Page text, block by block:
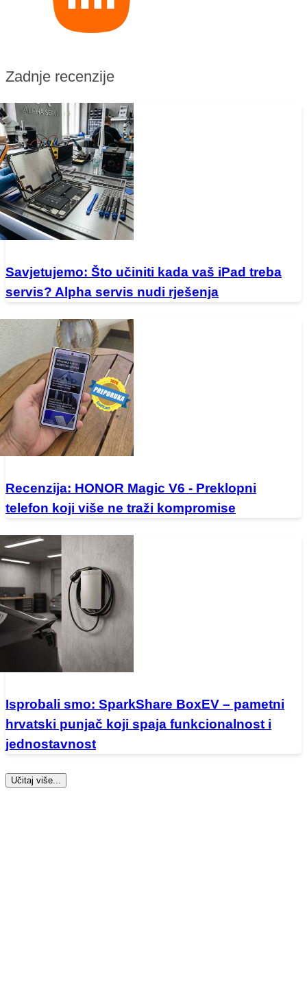
Zadnje recenzije
Savjetujemo: Što učiniti kada vaš iPad treba
servis? Alpha servis nudi rješenja
Recenzija: HONOR Magic V6 - Preklopni
telefon koji više ne traži kompromise
Isprobali smo: SparkShare BoxEV – pametni
hrvatski punjač koji spaja funkcionalnost i
jednostavnost
Učitaj više...